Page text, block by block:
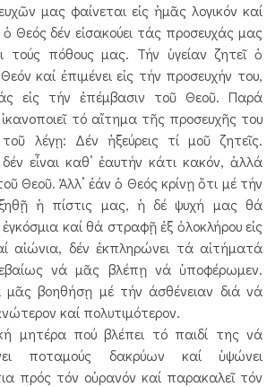
μας φαίνεται εἰς ἡμᾶς λογικόν καί
Θεός δέν εἰσακούει τάς προσευχάς μας
τούς πόθους μας. Τήν ὑγείαν ζητεῖ ὁ
καί ἐπιμένει εἰς τήν προσευχήν του,
εἰς τήν ἐπέμβασιν τοῦ Θεοῦ. Παρά
τό αἴτημα τῆς προσευχῆς του
λέγῃ: Δέν ἠξεύρεις τί μοῦ ζητεῖς.
εἶναι καθ’ ἑαυτήν κάτι κακόν, ἀλλά
Θεοῦ. Ἀλλ’ ἐάν ὁ Θεός κρίνῃ ὅτι μέ τήν
ἡ πίστις μας, ἡ δέ ψυχή μας θά
καί θά στραφῇ ἐξ ὁλοκλήρου εἰς
αἰώνια, δέν ἐκπληρώνει τά αἰτήματά
νά μᾶς βλέπῃ νά ὑποφέρωμεν.
μᾶς βοηθήσῃ μέ τήν άσθένειαν διά νά
καί πολυτιμότερον.
μητέρα πού βλέπει τό παιδί της νά
ποταμούς δακρύων καί ὑψώνει
πρός τόν οὐρανόν καί παρακαλεῖ τόν